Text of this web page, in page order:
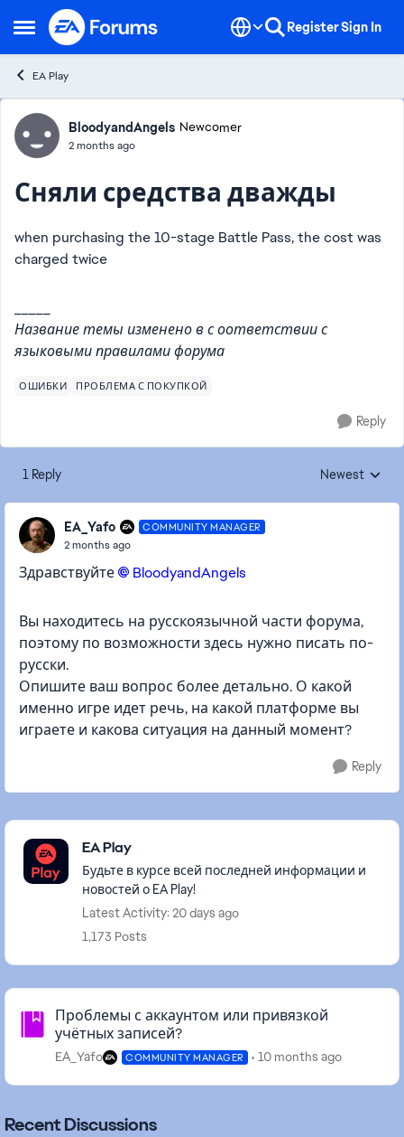
Open Side Menu
Skip to content RegisterSign In
EA Play
Forum Discussion
BloodyandAngels Newcomer
2 months ago
Сняли средства дважды
when purchasing the 10-stage Battle Pass, the cost was
charged twice
Название темы изменено в с оответствии с
языковыми правилами форума
ОШИБКИ ПРОБЛЕМА С ПОКУПКОЙ
Reply
1 Reply Replies sorted
Newest
EA_Yafo COMMUNITY MANAGER
2 months ago
Здравствуйте BloodyandAngels​
Вы находитесь на русскоязычной части форума,
поэтому по возможности здесь нужно писать по-
русски.
Опишите ваш вопрос более детально. О какой
именно игре идет речь, на какой платформе вы
играете и какова ситуация на данный момент?
Reply
Featured Places
EA Play
Будьте в курсе всей последней информации и
новостей о EA Play!
Latest Activity: 20 days ago
1,173 Posts
Community Highlights
Проблемы с аккаунтом или привязкой
учётных записей?
EA_Yafo COMMUNITY MANAGER 10 months ago
Recent Discussions